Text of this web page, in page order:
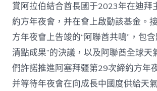
賞阿拉伯結合酋長國于2023年在迪拜
約方年夜會，并在會上啟動該基金。
方年夜會上告竣的“阿聯酋共鳴”，包
清點成果”的決議，以及阿聯酋全球天
們許諾推進阿塞拜疆第29次締約方年
并等待年夜會在向成長中國度供給天